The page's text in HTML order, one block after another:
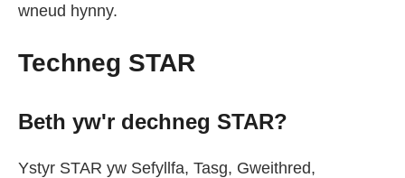
wneud hynny.
Techneg STAR
Beth yw'r dechneg STAR?
Ystyr STAR yw Sefyllfa, Tasg, Gweithred,